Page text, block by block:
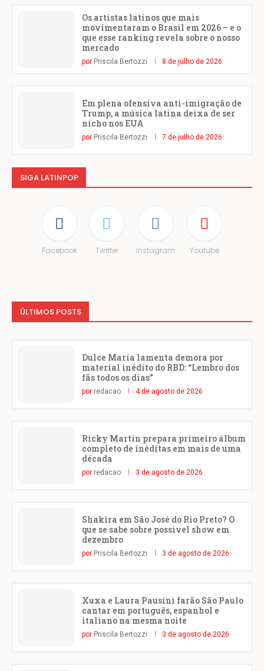
Os artistas latinos que mais
movimentaram o Brasil em 2026 – e o
que esse ranking revela sobre o nosso
mercado
por Priscila Bertozzi 8 de julho de 2026
Em plena ofensiva anti-imigração de
Trump, a música latina deixa de ser
nicho nos EUA
por Priscila Bertozzi 7 de julho de 2026
SIGA LATINPOP
Facebook Twitter Instagram Youtube
ÚLTIMOS POSTS
Dulce María lamenta demora por
material inédito do RBD: “Lembro dos
fãs todos os dias”
por redacao 4 de agosto de 2026
Ricky Martin prepara primeiro álbum
completo de inéditas em mais de uma
década
por redacao 3 de agosto de 2026
Shakira em São José do Rio Preto? O
que se sabe sobre possível show em
dezembro
por Priscila Bertozzi 3 de agosto de 2026
Xuxa e Laura Pausini farão São Paulo
cantar em português, espanhol e
italiano na mesma noite
por Priscila Bertozzi 3 de agosto de 2026